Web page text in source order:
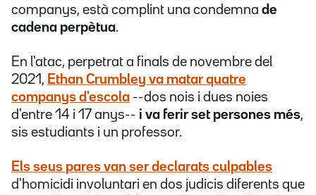
companys, està complint una condemna de
cadena perpètua.
En l'atac, perpetrat a finals de novembre del
2021, Ethan Crumbley va matar quatre
companys d'escola --dos nois i dues noies
d'entre 14 i 17 anys-- i va ferir set persones més,
sis estudiants i un professor.
Els seus pares van ser declarats culpables
d'homicidi involuntari en dos judicis diferents que